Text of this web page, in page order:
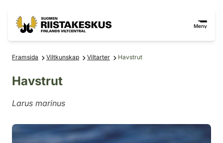
Meny
Framsida Viltkunskap Viltarter Havstrut
Havstrut
Larus marinus